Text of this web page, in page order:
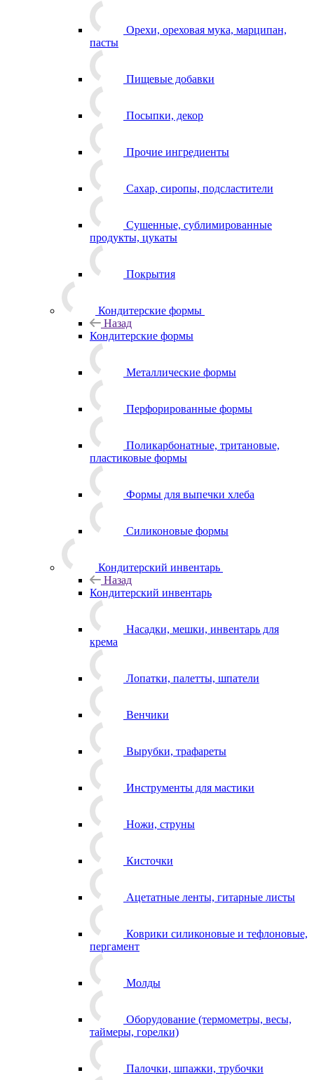
Орехи, ореховая мука, марципан,
пасты
Пищевые добавки
Посыпки, декор
Прочие ингредиенты
Сахар, сиропы, подсластители
Сушенные, сублимированные
продукты, цукаты
Покрытия
Кондитерские формы
Назад
Кондитерские формы
Металлические формы
Перфорированные формы
Поликарбонатные, тритановые,
пластиковые формы
Формы для выпечки хлеба
Силиконовые формы
Кондитерский инвентарь
Назад
Кондитерский инвентарь
Насадки, мешки, инвентарь для
крема
Лопатки, палетты, шпатели
Венчики
Вырубки, трафареты
Инструменты для мастики
Ножи, струны
Кисточки
Ацетатные ленты, гитарные листы
Коврики силиконовые и тефлоновые,
пергамент
Молды
Оборудование (термометры, весы,
таймеры, горелки)
Палочки, шпажки, трубочки